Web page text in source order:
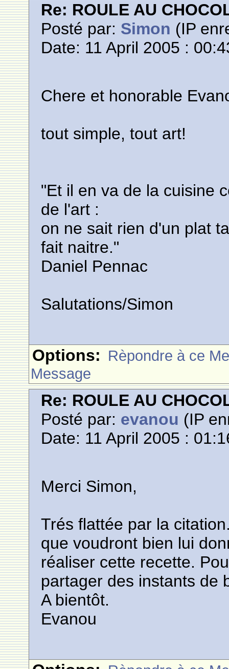
Re: ROULE AU
Posté par: Simon (IP
Date: 11 April 2005 :
Chere et honorable
tout simple, tout art!
"Et il en va de la cuisine
de l'art :
on ne sait rien d'un plat
fait naitre."
Daniel Pennac
Salutations/Simon
Options: Rèpondre à ce
Message
Re: ROULE AU
Posté par: evanou (IP
Date: 11 April 2005 :
Merci Simon,
Trés flattée par la
que voudront bien lui
réaliser cette recette.
partager des instants de
A bientôt.
Evanou